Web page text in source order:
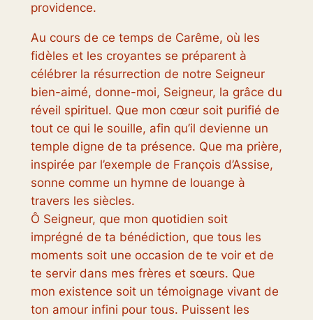
providence.
Au cours de ce temps de Carême, où les
fidèles et les croyantes se préparent à
célébrer la résurrection de notre Seigneur
bien-aimé, donne-moi, Seigneur, la grâce du
réveil spirituel. Que mon cœur soit purifié de
tout ce qui le souille, afin qu’il devienne un
temple digne de ta présence. Que ma prière,
inspirée par l’exemple de François d’Assise,
sonne comme un hymne de louange à
travers les siècles.
Ô Seigneur, que mon quotidien soit
imprégné de ta bénédiction, que tous les
moments soit une occasion de te voir et de
te servir dans mes frères et sœurs. Que
mon existence soit un témoignage vivant de
ton amour infini pour tous. Puissent les